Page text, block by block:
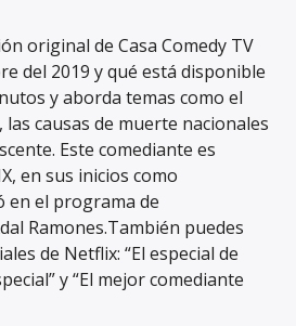
original de Casa Comedy TV
del 2019 y qué está disponible
y aborda temas como el
causas de muerte nacionales
. Estecomediante es
en sus inicios como
en el programa de
Ramones.También puedes
de Netflix: “El especial de
y “El mejor comediante